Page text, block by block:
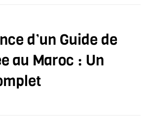
d’un Guide de
au Maroc : Un